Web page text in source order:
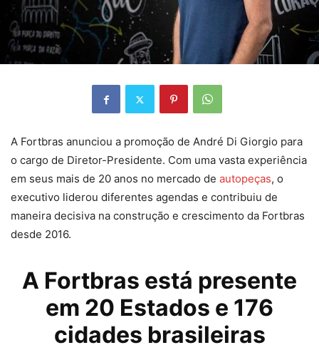
A Fortbras anunciou a promoção de André Di Giorgio para
o cargo de Diretor-Presidente. Com uma vasta experiência
em seus mais de 20 anos no mercado de autopeças, o
executivo liderou diferentes agendas e contribuiu de
maneira decisiva na construção e crescimento da Fortbras
desde 2016.
A Fortbras está presente
em 20 Estados e 176
cidades brasileiras